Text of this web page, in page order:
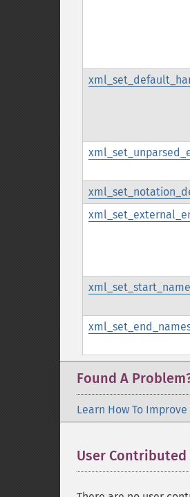
Found A
Learn How To Improve
User Contributed